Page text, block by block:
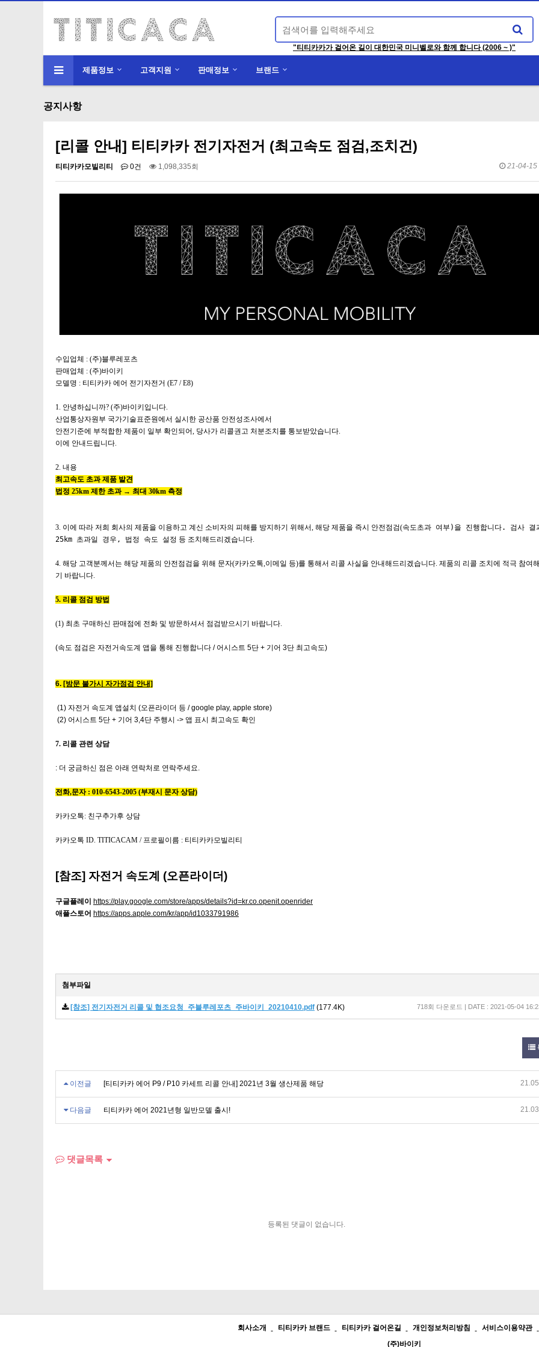
"티티카카가 걸어온 길이 대한민국 미니벨로와 함께 합니다 (2006 ~ )"
제품정보 고객지원 판매정보 브랜드
공지사항
[리콜 안내] 티티카카 전기자전거 (최고속도 점검,조치건)
티티카카모빌리티 0건 1,098,335회 21-04-15
수입업체 : (주)블루레포츠
판매업체 : (주)바이키
모델명 : 티티카카 에어 전기자전거 (E7 / E8)
1. 안녕하십니까? (주)바이키입니다.
산업통상자원부 국가기술표준원에서 실시한 공산품 안전성조사에서
안전기준에 부적합한 제품이 일부 확인되어, 당사가 리콜권고 처분조치를 통보받았습니다.
이에 안내드립니다.
2. 내용
최고속도 초과 제품 발견
법정 25km 제한 초과 → 최대 30km 측정
3. 이에 따라 저희 회사의 제품을 이용하고 계신 소비자의 피해를 방지하기 위해서, 해당 제품을 즉시 안전점검(속도초과 여부)을 진행합니다. 검사 결
25km 초과일 경우, 법정 속도 설정 등 조치해드리겠습니다.
4. 해당 고객분께서는 해당 제품의 안전점검을 위해 문자(카카오톡,이메일 등)를 통해서 리콜 사실을 안내해드리겠습니다. 제품의 리콜 조치에 적극 참여
기 바랍니다.
5. 리콜 점검 방법
(1) 최초 구매하신 판매점에 전화 및 방문하셔서 점검받으시기 바랍니다.
(속도 점검은 자전거속도계 앱을 통해 진행합니다 / 어시스트 5단 + 기어 3단 최고속도)
6. [방문 불가시 자가점검 안내]
(1) 자전거 속도계 앱설치 (오픈라이더 등 / google play, apple store)
(2) 어시스트 5단 + 기어 3,4단 주행시 -> 앱 표시 최고속도 확인
7. 리콜 관련 상담
: 더 궁금하신 점은 아래 연락처로 연락주세요.
전화,문자 : 010-6543-2005 (부재시 문자 상담)
카카오톡: 친구추가후 상담
카카오톡 ID. TITICACAM / 프로필이름 : 티티카카모빌리티
[참조] 자전거 속도계 (오픈라이더)
구글플레이 https://play.google.com/store/apps/details?id=kr.co.openit.openrider
애플스토어 https://apps.apple.com/kr/app/id1033791986
첨부파일
[참조] 전기자전거 리콜 및 협조요청_주블루레포츠_주바이키_20210410.pdf (177.4K) 718회 다운로드 | DATE : 2021-05-04
이전글 [티티카카 에어 P9 / P10 카세트 리콜 안내] 2021년 3월 생산제품 해당
다음글 티티카카 에어 2021년형 일반모델 출시!
댓글목록
등록된 댓글이 없습니다.
회사소개 티티카카 브랜드 티티카카 걸어온길 개인정보처리방침
서비스이용약관
(주)바이키